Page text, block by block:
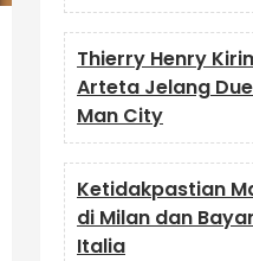
Thierry Henry
Arteta Jelang
Man City
Ketidakpastian
di Milan dan
Italia